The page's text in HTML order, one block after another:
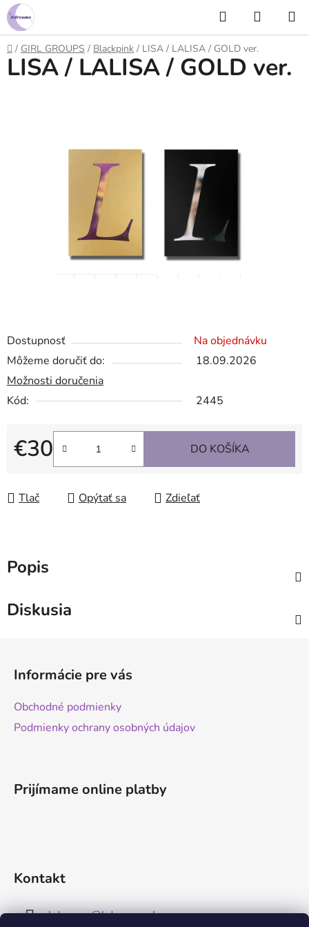
Prejsť
na
obsah
Hľadať
KOŠÍK
Domov
/ GIRL GROUPS / Blackpink / LISA / LALISA / GOLD ver.
Dostupnosť
Na objednávku
Môžeme doručiť do:
18.09.2026
Možnosti doručenia
Kód:
2445
€30
Jednotková cena:
DO KOŠÍKA
Tlač Opýtať sa Zdieľať
LISA / LALISA / GOLD ver.
Popis
Diskusia
Informácie pre vás
Obchodné podmienky
Podmienky ochrany osobných údajov
Prijímame online platby
Kontakt
kdreams@kdreams.sk